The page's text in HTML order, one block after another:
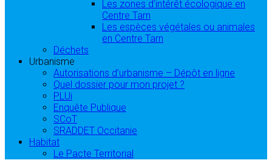
Les zones d’intérêt écologique en
Centre Tarn
Les espèces végétales ou animales
en Centre Tarn
Déchets
Urbanisme
Autorisations d’urbanisme – Dépôt en ligne
Quel dossier pour mon projet ?
PLUi
Enquête Publique
SCoT
SRADDET Occitanie
Habitat
Le Pacte Territorial